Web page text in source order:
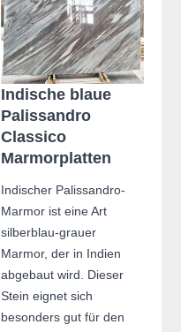
Indische blaue
Palissandro
Classico
Marmorplatten
Indischer Palissandro-
Marmor ist eine Art
silberblau-grauer
Marmor, der in Indien
abgebaut wird. Dieser
Stein eignet sich
besonders gut für den